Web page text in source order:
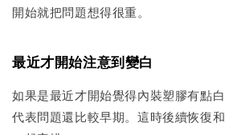
開始就把問題想得很重。
最近才開始注意到變白
如果是最近才開始覺得內裝塑膠有點
代表問題還比較早期。這時後續恢復